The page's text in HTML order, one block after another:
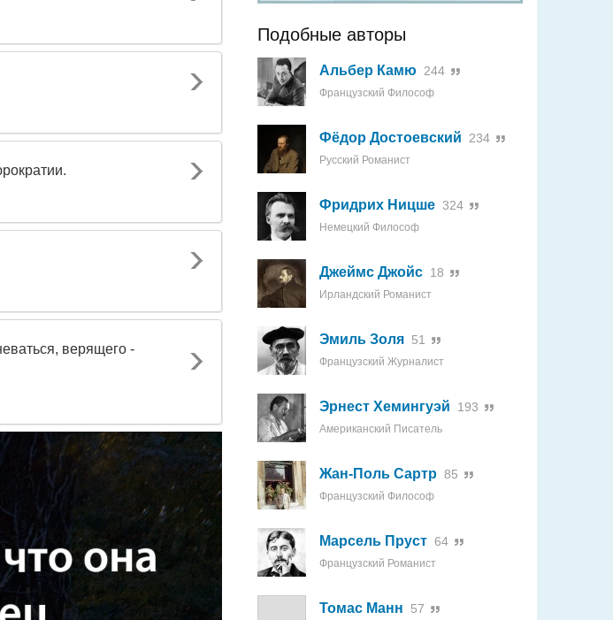
верящего -
Подобные авторы
Альбер Камю 244
Французский Философ
Фёдор Достоевский 234
Русский Романист
Фридрих Ницше 324
Немецкий Философ
Джеймс Джойс 18
Ирландский Романист
Эмиль Золя 51
Французский Журналист
Эрнест Хемингуэй 193
Американский Писатель
Жан-Поль Сартр 85
Французский Философ
Марсель Пруст 64
Французский Романист
Томас Манн 57